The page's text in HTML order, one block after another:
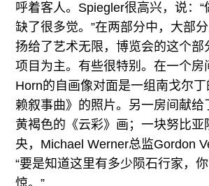
呼着客人。Spiegler很高兴，说：“
缺了很多觉。”在两部分中，大部
扬给了艺术无限，博览会的这个部
项目为主。有些很特别。在一个房
Horn的自画像对面是一组南戈尔
赖叙事曲》的照片。另一房间献给
黄褐色的《云彩》画；一块努比亚
央，Michael Werner总监Gordon
“要是知道这里有多少陨石行家，